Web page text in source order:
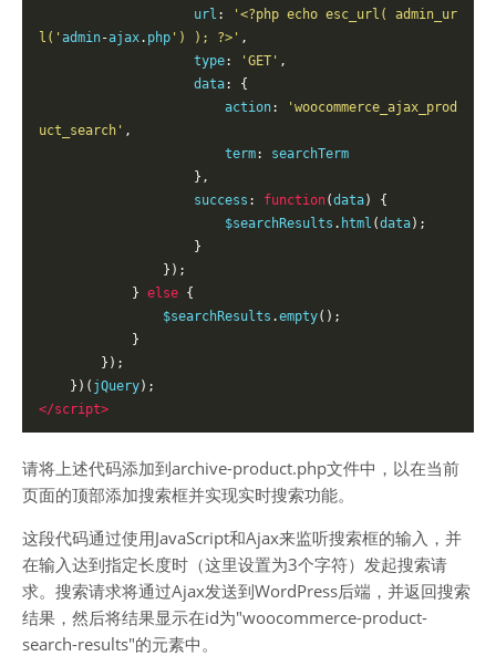
url :
'<?php echo esc_url( admin_ur
l(' admin-ajax. php ') ); ?>' ,
type: 'GET' ,
data:
{
action:
'woocommerce_ajax_prod
uct_search' ,
term:
searchTerm
},
success : function(data)
{
$searchResults . html (data);
}
});
} else {
$searchResults .empty();
}
});
})( jQuery);
</script>
请将上述代码添加到archive-product.php文件中，以在当前
页面的顶部添加搜索框并实现实时搜索功能。
这段代码通过使用JavaScript和Ajax来监听搜索框的输入，并
在输入达到指定长度时（这里设置为3个字符）发起搜索请
求。搜索请求将通过Ajax发送到WordPress后端，并返回搜索
结果，然后将结果显示在id为"woocommerce-product-
search-results"的元素中。